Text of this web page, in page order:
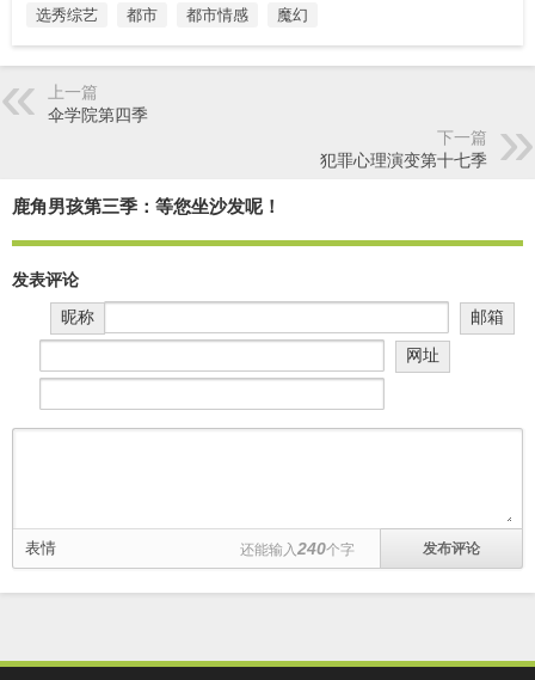
选秀综艺
都市 都市情感 魔幻
上一篇
伞学院第四季
下一篇
犯罪心理演变第十七季
鹿角男孩第三季：等您坐沙发呢！
发表评论
昵称
邮箱
网址
表情 还能输入240个字